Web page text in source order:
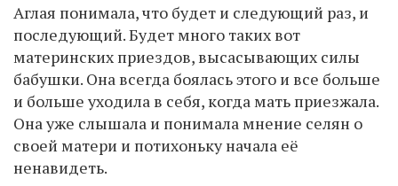
Аглая понимала, что будет и следующий раз, и
последующий. Будет много таких вот
материнских приездов, высасывающих силы
бабушки. Она всегда боялась этого и все больше
и больше уходила в себя, когда мать приезжала.
Она уже слышала и понимала мнение селян о
своей матери и потихоньку начала её
ненавидеть.